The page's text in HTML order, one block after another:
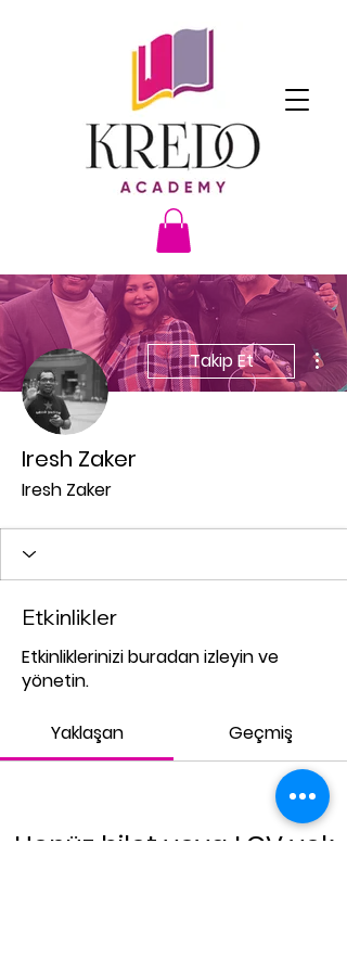
Takip Et
Iresh Zaker
Iresh Zaker
Etkinlikler
Etkinliklerinizi buradan izleyin ve
yönetin.
Yaklaşan Geçmiş
Henüz bilet veya LCV yok